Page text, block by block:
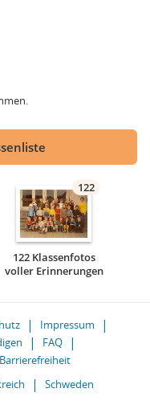
122
122 Klassenfotos
voller Erinnerungen
Impressum
FAQ
Barrierefreiheit
Schweden